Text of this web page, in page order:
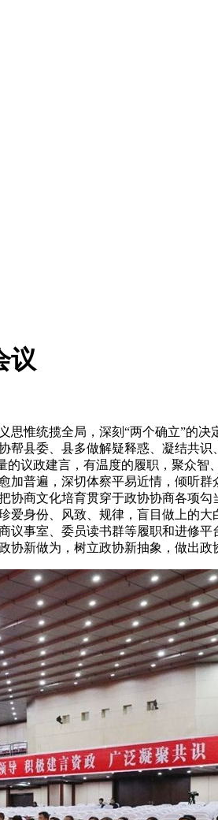
议
统揽全局，深刻“两个确立”的决
县委、县多做解疑释惑、凝结共
议政建言，有温度的履职，聚众
普遍，深切体察平易近情，倾听
商文化培育贯穿于政协协商各项
身份、风致、规律，盲目做上的
事室、委员读书群等履职和进修
新做为，树立政协新抽象，做出政